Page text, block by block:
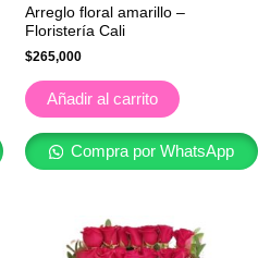
Arreglo floral amarillo –
Floristería Cali
$265,000
Añadir al carrito
Compra por WhatsApp